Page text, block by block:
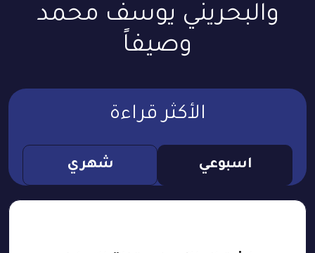
والبحريني يوسف محمد
وصيفاً
الأكثر قراءة
اسبوعي شهري